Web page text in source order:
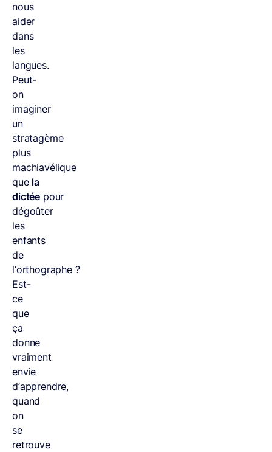
nous
aider
dans
les
langues.
Peut-
on
imaginer
un
stratagème
plus
machiavélique
que la
dictée pour
dégoûter
les
enfants
de
l’orthographe ?
Est-
ce
que
ça
donne
vraiment
envie
d’apprendre,
quand
on
se
retrouve